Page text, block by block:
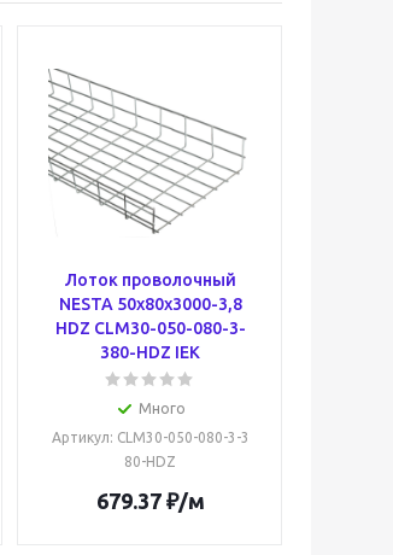
Лоток проволочный
NESTA 50х80х3000-3,8
HDZ CLM30-050-080-3-
380-HDZ IEK
Много
Артикул: CLM30-050-080-3-3
80-HDZ
679.37₽/м